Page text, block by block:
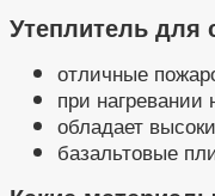
Утеплитель для
отличные
при
обладает
базальтовые